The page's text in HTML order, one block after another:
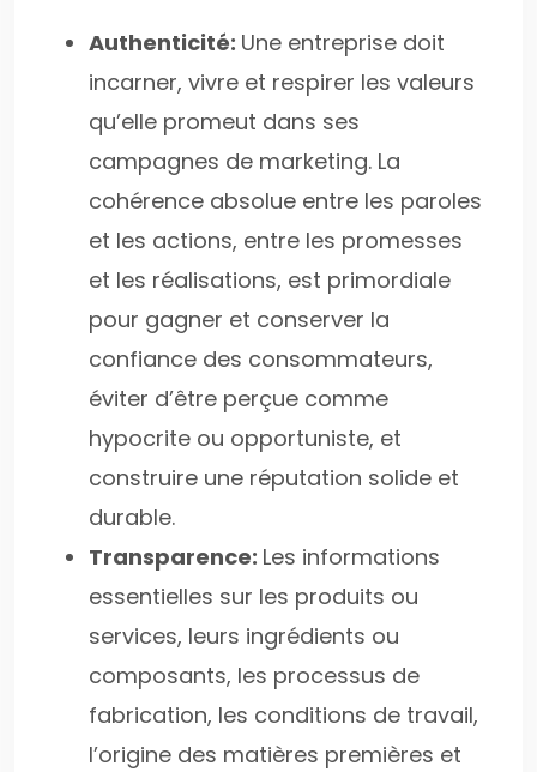
Authenticité: Une entreprise doit
incarner, vivre et respirer les valeurs
qu’elle promeut dans ses
campagnes de marketing. La
cohérence absolue entre les paroles
et les actions, entre les promesses
et les réalisations, est primordiale
pour gagner et conserver la
confiance des consommateurs,
éviter d’être perçue comme
hypocrite ou opportuniste, et
construire une réputation solide et
durable.
Transparence: Les informations
essentielles sur les produits ou
services, leurs ingrédients ou
composants, les processus de
fabrication, les conditions de travail,
l’origine des matières premières et